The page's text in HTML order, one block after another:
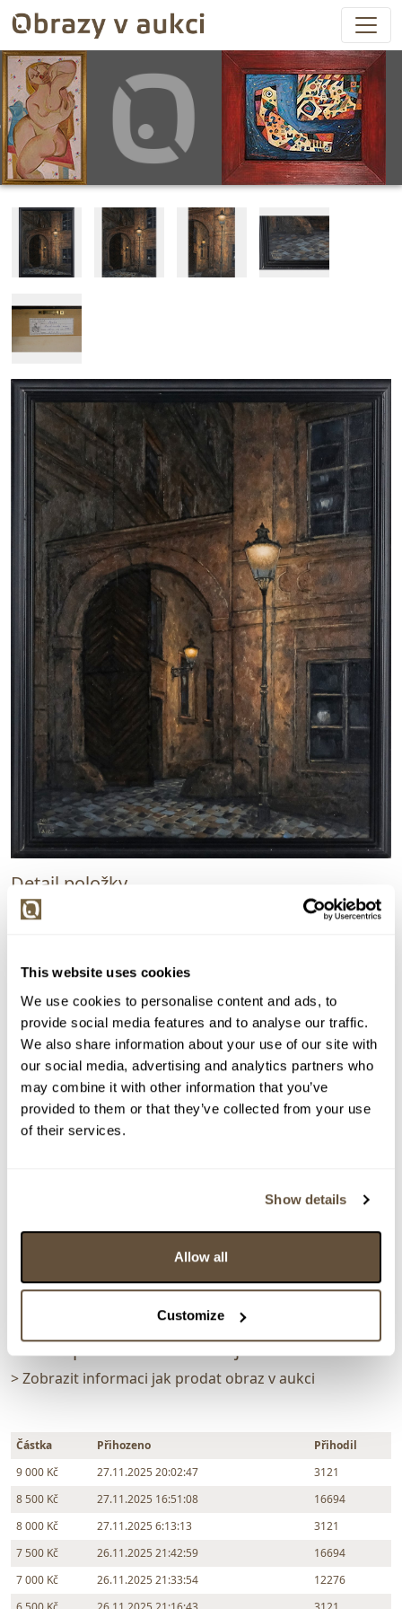
This website uses cookies
We use cookies to personalise content and ads, to
provide social media features and to analyse our traffic.
We also share information about your use of our site with
our social media, advertising and analytics partners who
may combine it with other information that you’ve
provided to them or that they’ve collected from your use
of their services.
Show details
Allow all
Customize
Detail položky
Olej na plátně, 45x35 cm. Signováno vlevo dole Valeš
> Zobrazit detail položky a informace o autorovi
> zpět na aukční výsledky
VYDRAŽENO
Jiří Valeš
3 000 Kč
vydraženo za:
9 000 Kč
Chcete prodat obraz od stejného autora?
> Zobrazit informaci jak prodat obraz v aukci
Částka Přihozeno
Přihodil
9 000 Kč
27.11.2025 20:02:47
3121
8 500 Kč
27.11.2025 16:51:08
16694
8 000 Kč
27.11.2025 6:13:13
3121
7 500 Kč
26.11.2025 21:42:59
16694
7 000 Kč
26.11.2025 21:33:54
12276